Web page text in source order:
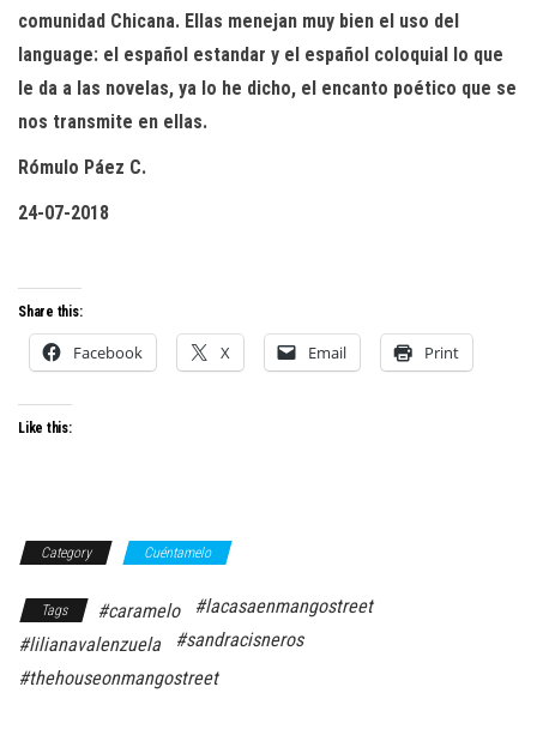
comunidad Chicana. Ellas menejan muy bien el uso del
language: el español estandar y el español coloquial lo que
le da a las novelas, ya lo he dicho, el encanto poético que se
nos transmite en ellas.
Rómulo Páez C.
24-07-2018
Share this:
Facebook X Email Print
Like this:
Category Cuéntamelo
Tags #caramelo
#lacasaenmangostreet
#lilianavalenzuela
#sandracisneros
#thehouseonmangostreet